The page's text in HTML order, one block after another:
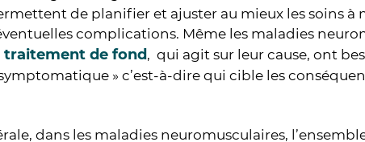
de planifier et ajuster au mieux les soins
complications. Même les maladies
traitement de fond , qui agit sur leur cause, ont
» c’est-à-dire qui cible les
dans les maladies neuromusculaires,